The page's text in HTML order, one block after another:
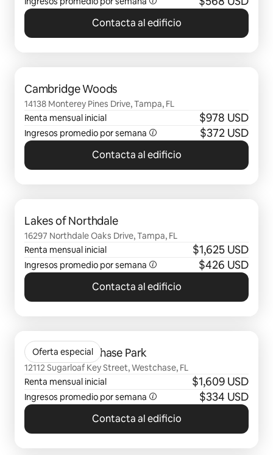
Contacta al edificio
Cambridge Woods
14138 Monterey Pines Drive, Tampa, FL
Renta mensual inicial
$978 USD
Ingresos promedio por semana $372 USD
Contacta al edificio
Lakes of Northdale
16297 Northdale Oaks Drive, Tampa, FL
Renta mensual inicial
$1,625 USD
Ingresos promedio por semana $426 USD
Contacta al edificio
Oferta especial
Camden Westchase Park
12112 Sugarloaf Key Street, Westchase, FL
Renta mensual inicial
$1,609 USD
Ingresos promedio por semana $334 USD
Contacta al edificio